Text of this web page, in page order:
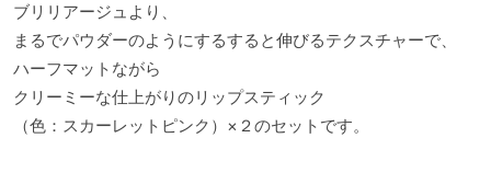
ブリリアージュより、
まるでパウダーのようにするすると伸びるテクスチャーで、
ハーフマットながら
クリーミーな仕上がりのリップスティック
（色：スカーレットピンク）×２のセットです。